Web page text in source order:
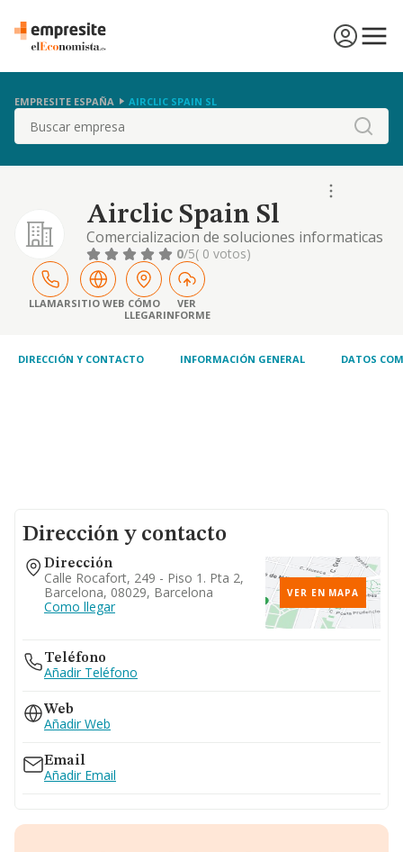
EMPRESITE ESPAÑA AIRCLIC SPAIN SL
Buscar
Airclic Spain Sl
Comercializacion de soluciones informaticas
empresariales y personales incluyendo
licencias de software propias o de terceros y
equipos de hardware. el desarrollo y la
comercializacion de soluciones informaticas
propias,
0/5( 0 votos)
LLAMARSITIO WEB CÓMO
LLEGAR
VER
INFORME
DIRECCIÓN Y CONTACTO INFORMACIÓN GENERAL DATOS
Dirección y contacto
Dirección
Calle Rocafort, 249 - Piso 1. Pta 2,
Barcelona, 08029, Barcelona
Como llegar
VER EN MAPA
Teléfono
Añadir Teléfono
Web
Añadir Web
Email
Añadir Email